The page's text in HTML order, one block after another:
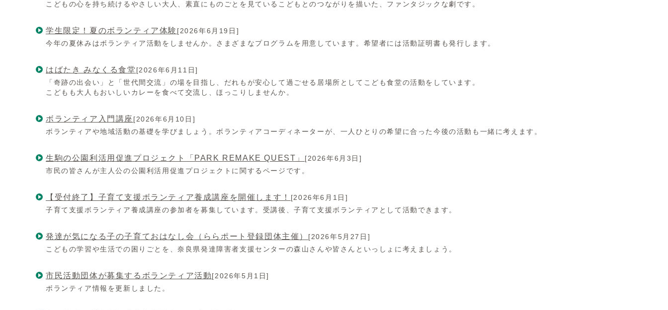
こどもの心を持ち続けるやさしい大人、素直にものごとを見ているこどもとのつながりを描いた、ファンタジックな劇です。
学生限定！夏のボランティア体験 [2026年6月19日]
今年の夏休みはボランティア活動をしませんか。さまざまなプログラムを用意しています。希望者には活動証明書も発行します。
はばたき みなくる食堂 [2026年6月11日]
「奇跡の出会い」と「世代間交流」の場を目指し、だれもが安心して過ごせる居場所としてこども食堂の活動をしています。
こどもも大人もおいしいカレーを食べて交流し、ほっこりしませんか。
ボランティア入門講座 [2026年6月10日]
ボランティアや地域活動の基礎を学びましょう。ボランティアコーディネーターが、一人ひとりの希望に合った今後の活動も一緒に考えます。
生駒の公園利活用促進プロジェクト「PARK REMAKE QUEST」 [2026年6月3日]
市民の皆さんが主人公の公園利活用促進プロジェクトに関するページです。
【受付終了】子育て支援ボランティア養成講座を開催します！ [2026年6月1日]
子育て支援ボランティア養成講座の参加者を募集しています。受講後、子育て支援ボランティアとして活動できます。
発達が気になる子の子育ておはなし会（ららポート登録団体主催） [2026年5月27日]
こどもの学習や生活での困りごとを、奈良県発達障害者支援センターの森山さんや皆さんといっしょに考えましょう。
市民活動団体が募集するボランティア活動[2026年5月1日]
ボランティア情報を更新しました。